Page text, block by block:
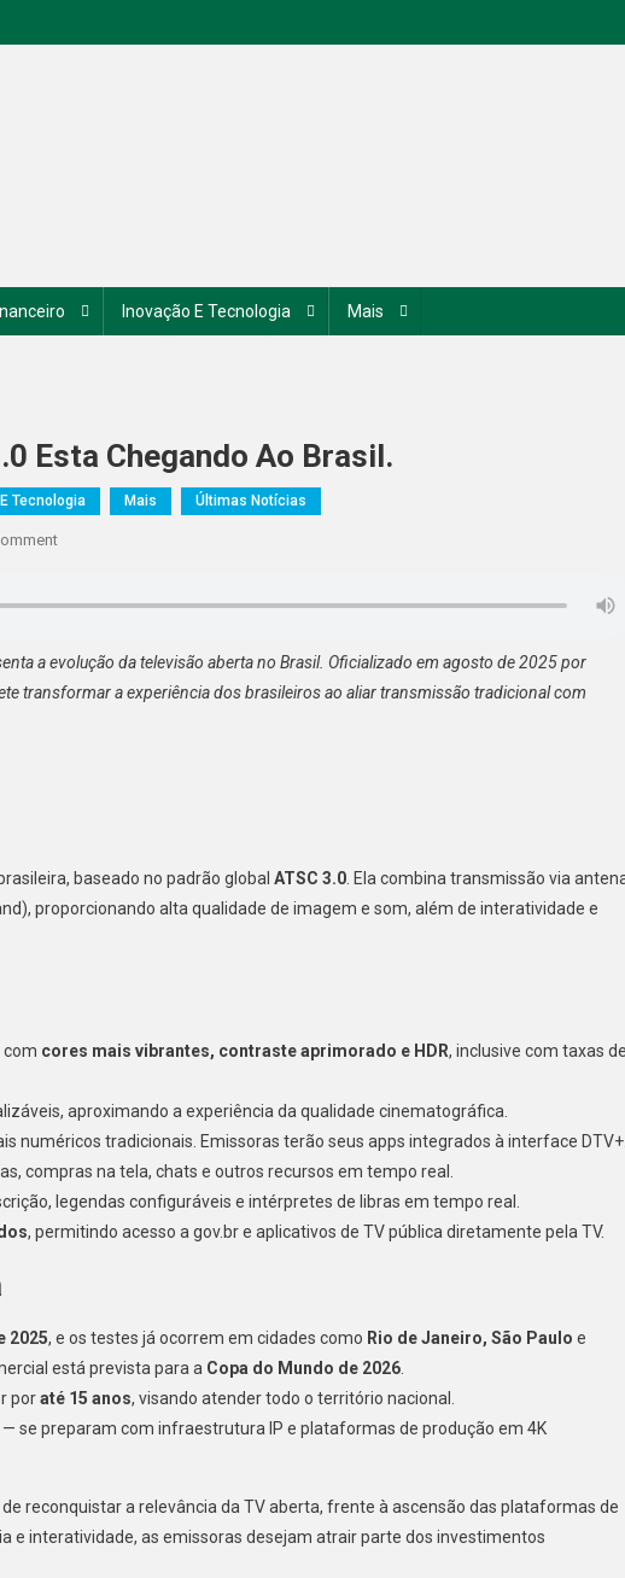
Inovação E Tecnologia Mais
Esta Chegando Ao Brasil.
Tecnologia Mais Últimas Notícias
On
a evolução da televisão aberta no Brasil. Oficializado em agosto de 2025 por
transformar a experiência dos brasileiros ao aliar transmissão tradicional com
baseado no padrão global ATSC 3.0 . Ela combina transmissão via
proporcionando alta qualidade de imagem e som, além de interatividade e
com cores mais vibrantes, contraste aprimorado e HDR, inclusive com taxas
aproximando a experiência da qualidade cinematográfica.
numéricos tradicionais. Emissoras terão seus apps integrados à interface
compras na tela, chats e outros recursos em tempo real.
legendas configuráveis e intérpretes de libras em tempo real.
, permitindo acesso a gov.br e aplicativos de TV pública diretamente pela TV.
2025, e os testes já ocorrem em cidades como Rio de Janeiro, São Paulo e
está prevista para a Copa do Mundo de 2026
poraté 15 anos, visando atender todo o território nacional.
— se preparam com infraestrutura IP e plataformas de produção em 4K
reconquistar a relevância da TV aberta, frente à ascensão das plataformas de
e interatividade, as emissoras desejam atrair parte dos investimentos